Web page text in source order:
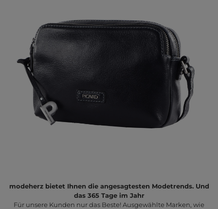
modeherz bietet Ihnen die angesagtesten Modetrends. Und
das 365 Tage im Jahr
Für unsere Kunden nur das Beste! Ausgewählte Marken, wie